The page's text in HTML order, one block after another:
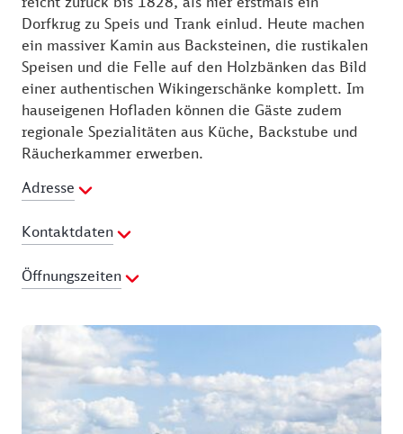
Dorfkrug zu Speis und Trank einlud. Heute machen
ein massiver Kamin aus Backsteinen, die rustikalen
Speisen und die Felle auf den Holzbänken das Bild
einer authentischen Wikingerschänke komplett. Im
hauseigenen Hofladen können die Gäste zudem
regionale Spezialitäten aus Küche, Backstube und
Räucherkammer erwerben.
Adresse
Kontaktdaten
Telefon:04621 850500
E-Mail Adresse:
Öffnungszeiten
Dienstag:
08:00 - 22:00 Uhr
Mittwoch: 08:00 - 22:00 Uhr
Donnerstag:08:00 - 22:00 Uhr
Freitag:08:00 - 22:00 Uhr
Samstag:
07:00 - 22:00 Uhr